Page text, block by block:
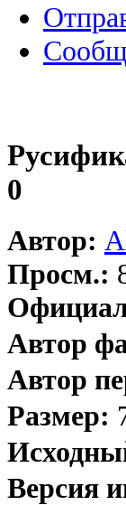
0
Автор:
Просм.:
Автор
Автор
Размер:
Версия